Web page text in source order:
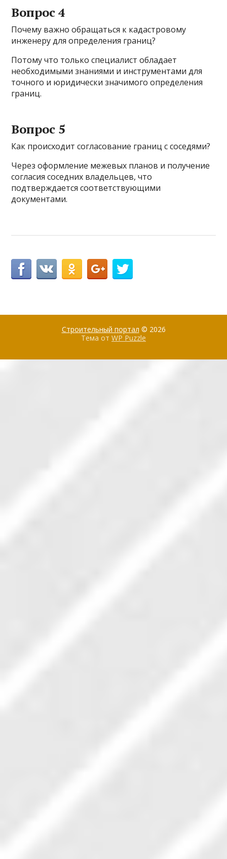
Вопрос 4
Почему важно обращаться к кадастровому
инженеру для определения границ?
Потому что только специалист обладает
необходимыми знаниями и инструментами для
точного и юридически значимого определения
границ.
Вопрос 5
Как происходит согласование границ с соседями?
Через оформление межевых планов и получение
согласия соседних владельцев, что
подтверждается соответствующими
документами.
Строительный портал © 2026
Тема от WP Puzzle